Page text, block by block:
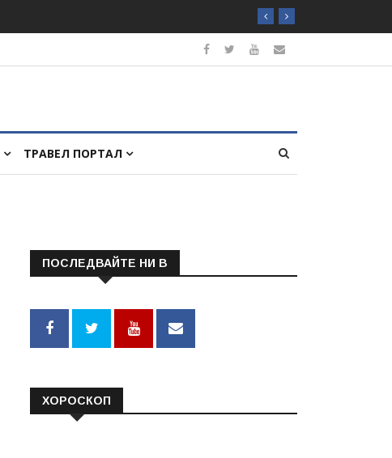
ТРАВЕЛ ПОРТАЛ
ПОСЛЕДВАЙТЕ НИ В
ХОРОСКОП